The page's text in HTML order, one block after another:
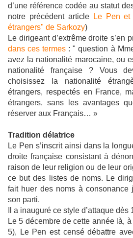
d’une référence codée au statut
notre précédent article
Le Pen et
étrangers" de Sarkozy)
Le dirigeant d’extrême droite s’en
dans ces termes : " question à
avez la nationalité marocaine, ou
nationalité française ? Vous
choisissez la nationalité
étrangers, respectés en France,
étrangers, sans les avantages
réserver aux Français… »
Tradition délatrice
Le Pen s’inscrit ainsi dans la
droite française consistant à
raison de leur religion ou de leur
ce but des listes de noms. Le
fait huer des noms à consonance
son parti.
Il a inauguré ce style d’attaque dès
Le 5 décembre de cette année là,
5), Le Pen est censé débattre